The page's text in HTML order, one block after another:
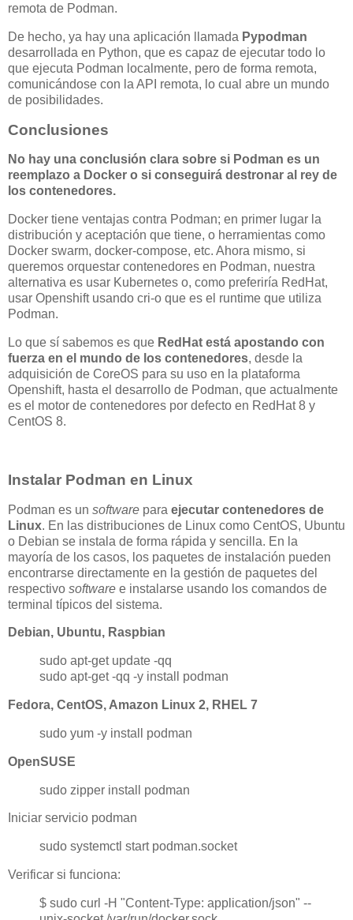
remota de Podman.
De hecho, ya hay una aplicación llamada Pypodman
desarrollada en Python, que es capaz de ejecutar todo lo
que ejecuta Podman localmente, pero de forma remota,
comunicándose con la API remota, lo cual abre un mundo
de posibilidades.
Conclusiones
No hay una conclusión clara sobre si Podman es un
reemplazo a Docker o si conseguirá destronar al rey de
los contenedores.
Docker tiene ventajas contra Podman; en primer lugar la
distribución y aceptación que tiene, o herramientas como
Docker swarm, docker-compose, etc. Ahora mismo, si
queremos orquestar contenedores en Podman, nuestra
alternativa es usar Kubernetes o, como preferiría RedHat,
usar Openshift usando cri-o que es el runtime que utiliza
Podman.
Lo que sí sabemos es que RedHat está apostando con
fuerza en el mundo de los contenedores, desde la
adquisición de CoreOS para su uso en la plataforma
Openshift, hasta el desarrollo de Podman, que actualmente
es el motor de contenedores por defecto en RedHat 8 y
CentOS 8.
Instalar Podman en Linux
Podman es un software para ejecutar contenedores de
Linux. En las distribuciones de Linux como CentOS, Ubuntu
o Debian se instala de forma rápida y sencilla. En la
mayoría de los casos, los paquetes de instalación pueden
encontrarse directamente en la gestión de paquetes del
respectivo software e instalarse usando los comandos de
terminal típicos del sistema.
Debian, Ubuntu, Raspbian
sudo apt-get update -qq
sudo apt-get -qq -y install podman
Fedora, CentOS, Amazon Linux 2, RHEL 7
sudo yum -y install podman
OpenSUSE
sudo zipper install podman
Iniciar servicio podman
sudo systemctl start podman.socket
Verificar si funciona:
$ sudo curl -H "Content-Type: application/json" --